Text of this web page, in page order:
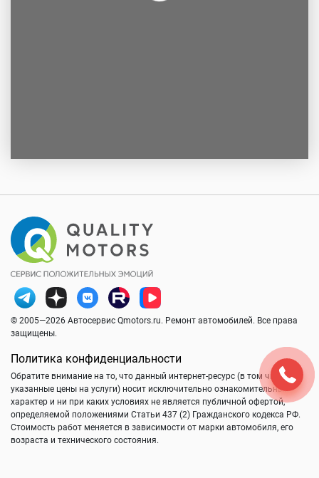
© 2005—2026 Автосервис Qmotors.ru. Ремонт автомобилей. Все права
защищены.
Политика конфиденциальности
Обратите внимание на то, что данный интернет-ресурс (в том числе
указанные цены на услуги) носит исключительно ознакомительный
характер и ни при каких условиях не является публичной офертой,
определяемой положениями Статьи 437 (2) Гражданского кодекса РФ.
Стоимость работ меняется в зависимости от марки автомобиля, его
возраста и технического состояния.